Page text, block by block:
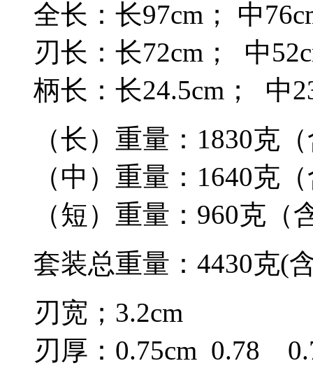
全长：长97cm； 中
刃长：长72cm； 中
柄长：长24.5cm； 中
（长）重量：1830克
（中）重量：1640克
（短）重量：960克（
套装总重量：4430克(
刃宽；3.2cm
刃厚：0.75cm 0.78